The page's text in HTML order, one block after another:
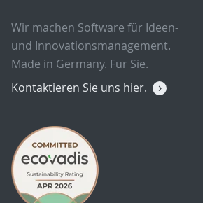
Wir machen Software für Ideen-
und Innovationsmanagement.
Made in Germany. Für Sie.
Kontaktieren Sie uns hier.